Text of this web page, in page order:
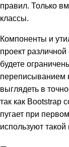
правил. Только
классы.
Компоненты и
проект
будете
переписыванием
выглядеть в
так как Bootstrap
пугает при
используют такой